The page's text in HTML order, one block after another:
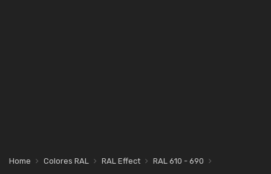
Home Colores RAL RAL Effect
RAL 610 - 690